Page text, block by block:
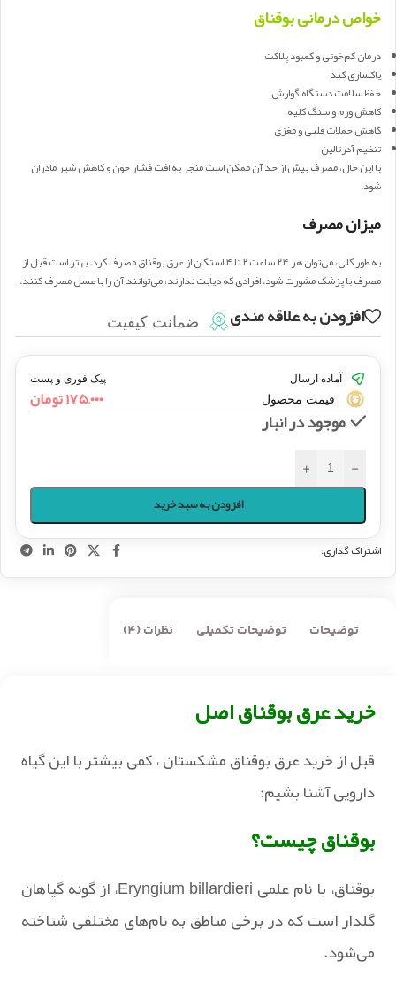
خواص درمانی بوقناق
درمان کم‌خونی و کمبود پلاکت
پاکسازی کبد
حفظ سلامت دستگاه گوارش
کاهش ورم و سنگ کلیه
کاهش حملات قلبی و مغزی
تنظیم آدرنالین
با این حال، مصرف بیش از حد آن ممکن است منجر به افت فشار خون و کاهش شیر مادران
شود.
میزان مصرف
به طور کلی، می‌توان هر ۲۴ ساعت ۲ تا ۴ استکان از عرق بوقناق مصرف کرد. بهتر است قبل از
مصرف با پزشک مشورت شود. افرادی که دیابت ندارند، می‌توانند آن را با عسل مصرف کنند.
افزودن به علاقه مندی ضمانت کیفیت
آماده ارسال پیک فوری و پست
قیمت محصول ۱۷۵,۰۰۰تومان
موجود در انبار
-
+
افزودن به سبد خرید
اشتراک گذاری:
توضیحات توضیحات تکمیلی نظرات (4)
خرید عرق بوقناق اصل
قبل از خرید عرق بوقناق مشکستان ، کمی بیشتر با این گیاه
دارویی آشنا بشیم:
بوقناق چیست؟
بوقناق، با نام علمی Eryngium billardieri، از گونه گیاهان
گلدار است که در برخی مناطق به نام‌های مختلفی شناخته
می‌شود.